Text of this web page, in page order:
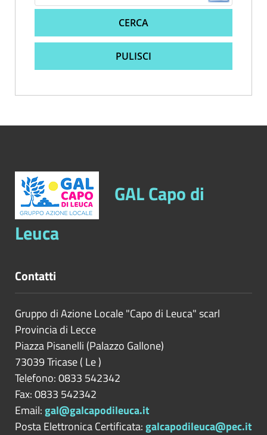
CERCA
PULISCI
GAL Capo di
Leuca
Contatti
Gruppo di Azione Locale "Capo di Leuca" scarl
Provincia di Lecce
Piazza Pisanelli (Palazzo Gallone)
73039Tricase( Le)
Telefono: 0833 542342
Fax: 0833 542342
Email:gal@galcapodileuca.it
Posta Elettronica Certificata:galcapodileuca@pec.it